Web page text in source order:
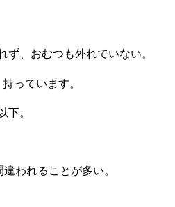
ず、おむつも外れていない。
っています。
。
われることが多い。